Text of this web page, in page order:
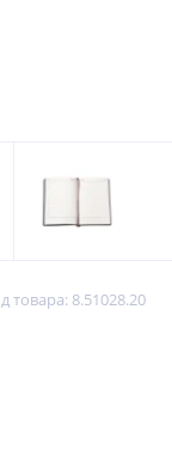
товара: 8.51028.20